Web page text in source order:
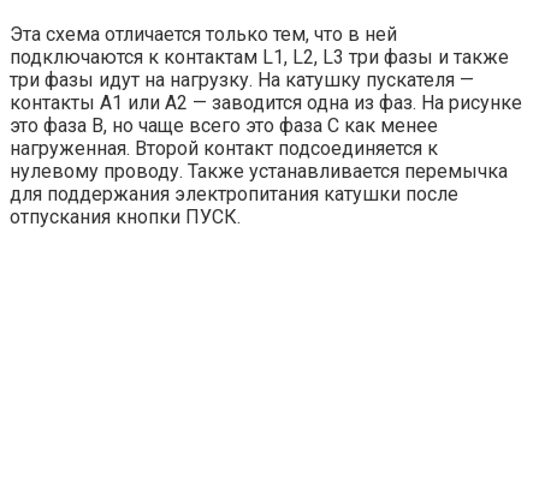
Эта схема отличается только тем, что в ней
подключаются к контактам L1, L2, L3 три фазы и также
три фазы идут на нагрузку. На катушку пускателя —
контакты A1 или A2 — заводится одна из фаз. На рисунке
это фаза B, но чаще всего это фаза С как менее
нагруженная. Второй контакт подсоединяется к
нулевому проводу. Также устанавливается перемычка
для поддержания электропитания катушки после
отпускания кнопки ПУСК.